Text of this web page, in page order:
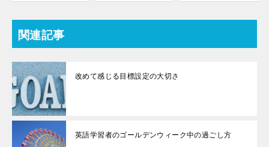
関連記事
改めて感じる目標設定の大切さ
英語学習者のゴールデンウィーク中の過ごし方